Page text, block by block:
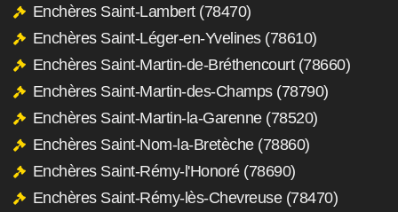
Enchères Saint-Lambert (78470)
Enchères Saint-Léger-en-Yvelines (78610)
Enchères Saint-Martin-de-Bréthencourt (78660)
Enchères Saint-Martin-des-Champs (78790)
Enchères Saint-Martin-la-Garenne (78520)
Enchères Saint-Nom-la-Bretèche (78860)
Enchères Saint-Rémy-l'Honoré (78690)
Enchères Saint-Rémy-lès-Chevreuse (78470)